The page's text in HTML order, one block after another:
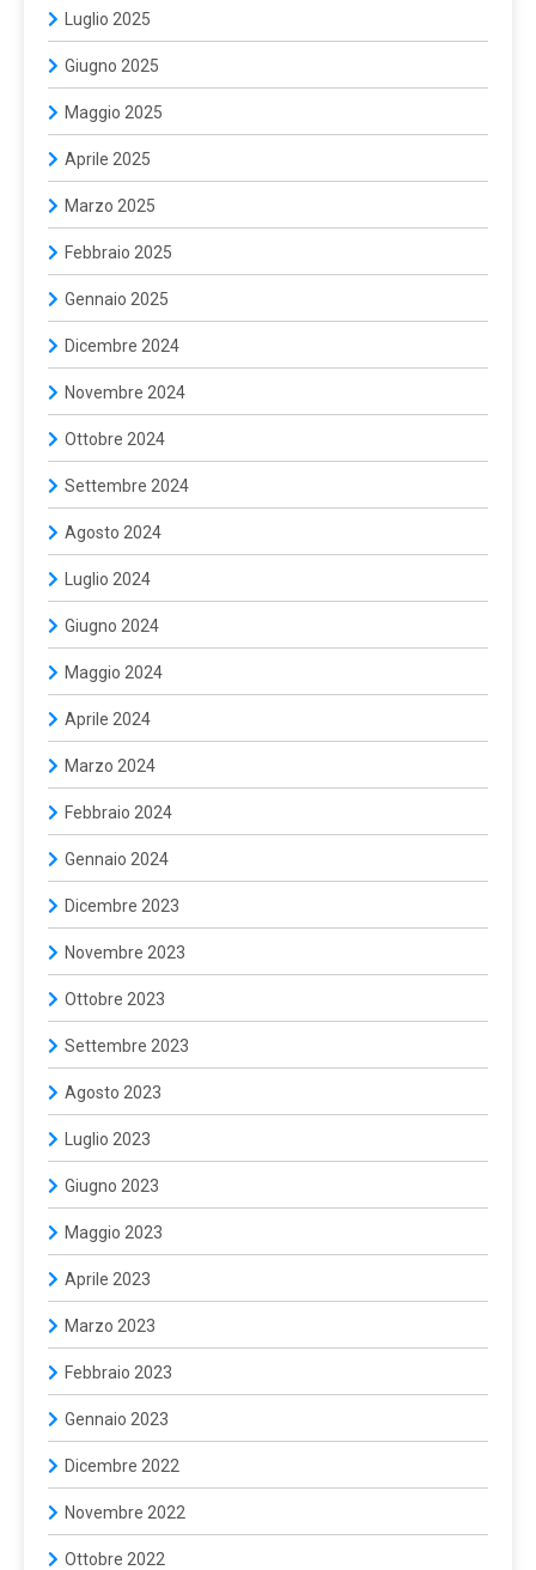
Luglio 2025
Giugno 2025
Maggio 2025
Aprile 2025
Marzo 2025
Febbraio 2025
Gennaio 2025
Dicembre 2024
Novembre 2024
Ottobre 2024
Settembre 2024
Agosto 2024
Luglio 2024
Giugno 2024
Maggio 2024
Aprile 2024
Marzo 2024
Febbraio 2024
Gennaio 2024
Dicembre 2023
Novembre 2023
Ottobre 2023
Settembre 2023
Agosto 2023
Luglio 2023
Giugno 2023
Maggio 2023
Aprile 2023
Marzo 2023
Febbraio 2023
Gennaio 2023
Dicembre 2022
Novembre 2022
Ottobre 2022